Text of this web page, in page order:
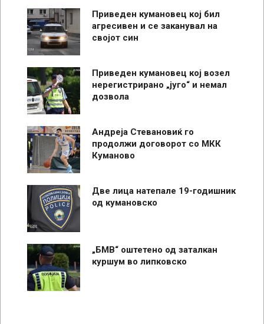
Приведен кумановец кој бил
агресивен и се заканувал на
својот син
Приведен кумановец кој возел
нерегистрирано „југо“ и немал
дозвола
Андреја Стевановиќ го
продолжи договорот со МКК
Куманово
Две лица натепале 19-годишник
од кумановско
„БМВ“ оштетено од заталкан
куршум во липковско